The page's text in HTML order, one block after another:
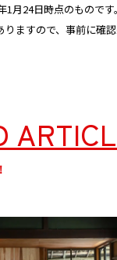
月24日時点のものです。
ますので、事前に確